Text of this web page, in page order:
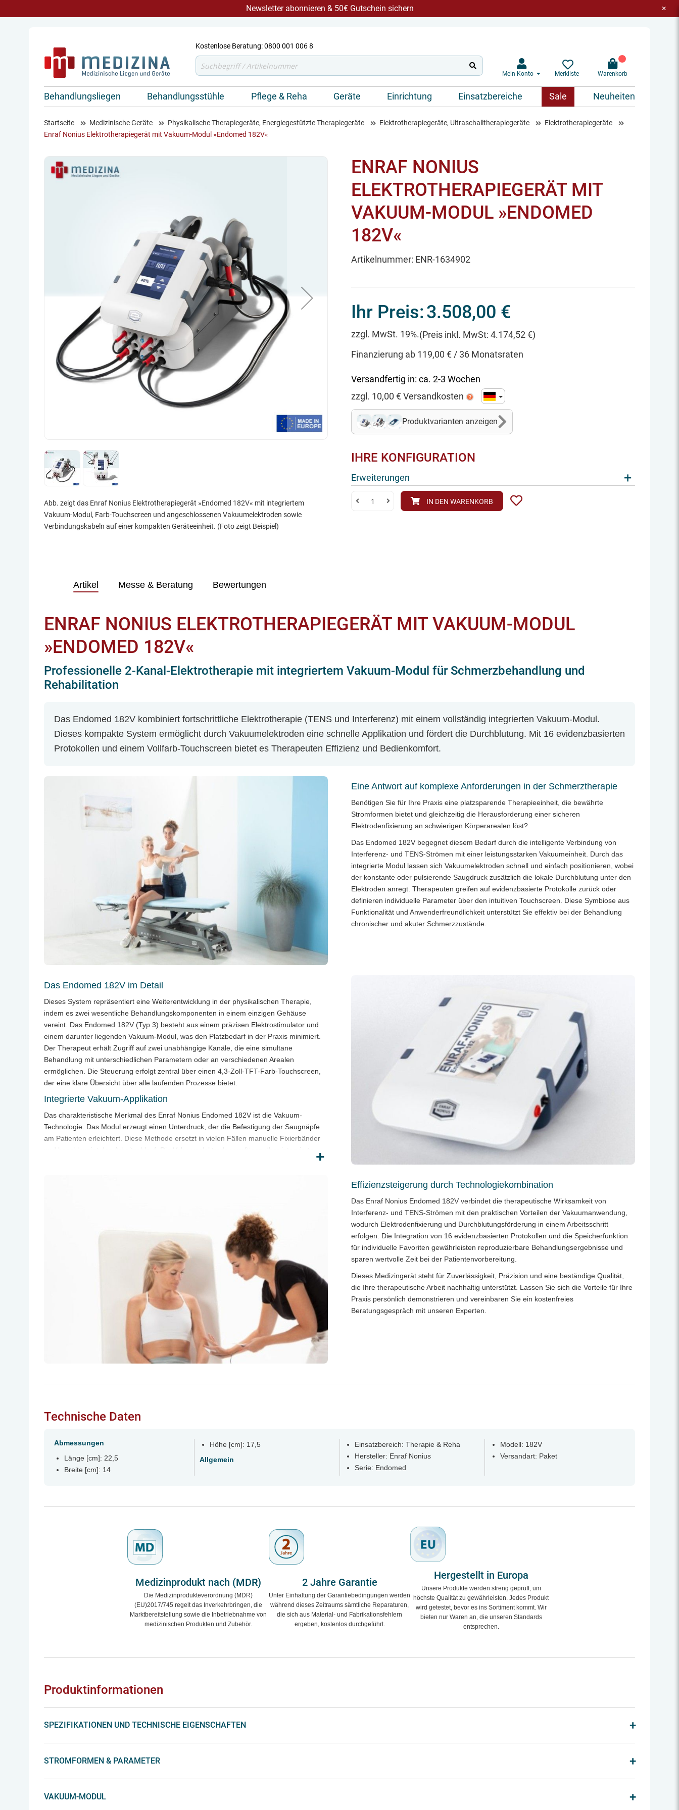
×
Newsletter abonnieren & 50€ Gutschein sichern
Kostenlose Beratung: 0800 001 006 8
Mein Konto Merkliste Warenkorb
Suche
Behandlungsliegen Behandlungsstühle Pflege & Reha Geräte Einrichtung Einsatzbereiche Sale Neuheiten
Startseite Medizinische Geräte Physikalische Therapiegeräte, Energiegestützte Therapiegeräte Elektrotherapiegeräte, Ultraschalltherapiegeräte
Elektrotherapiegeräte
Enraf Nonius Elektrotherapiegerät mit Vakuum-Modul »Endomed 182V«
Abb. zeigt das Enraf Nonius Elektrotherapiegerät »Endomed 182V« mit integriertem
Vakuum-Modul, Farb-Touchscreen und angeschlossenen Vakuumelektroden sowie
Verbindungskabeln auf einer kompakten Geräteeinheit. (Foto zeigt Beispiel)
ENRAF NONIUS
ELEKTROTHERAPIEGERÄT MIT
VAKUUM-MODUL »ENDOMED
182V«
Artikelnummer: ENR-1634902
Ihr Preis:3.508,00 €
zzgl. MwSt. 19%.(Preis inkl. MwSt: 4.174,52 €)
Finanzierung ab 119,00 € / 36 Monatsraten
Versandfertig in: ca. 2-3 Wochen
zzgl. 10,00 € Versandkosten
Produktvarianten anzeigen
IHRE KONFIGURATION
Erweiterungen +
IN DEN WARENKORB
Artikel Messe & Beratung Bewertungen
ENRAF NONIUS ELEKTROTHERAPIEGERÄT MIT VAKUUM-MODUL
»ENDOMED 182V«
Professionelle 2-Kanal-Elektrotherapie mit integriertem Vakuum-Modul für Schmerzbehandlung und
Rehabilitation
Das Endomed 182V kombiniert fortschrittliche Elektrotherapie (TENS und Interferenz) mit einem vollständig integrierten Vakuum-Modul.
Dieses kompakte System ermöglicht durch Vakuumelektroden eine schnelle Applikation und fördert die Durchblutung. Mit 16 evidenzbasierten
Protokollen und einem Vollfarb-Touchscreen bietet es Therapeuten Effizienz und Bedienkomfort.
Eine Antwort auf komplexe Anforderungen in der Schmerztherapie
Benötigen Sie für Ihre Praxis eine platzsparende Therapieeinheit, die bewährte
Stromformen bietet und gleichzeitig die Herausforderung einer sicheren
Elektrodenfixierung an schwierigen Körperarealen löst?
Das Endomed 182V begegnet diesem Bedarf durch die intelligente Verbindung von
Interferenz- und TENS-Strömen mit einer leistungsstarken Vakuumeinheit. Durch das
integrierte Modul lassen sich Vakuumelektroden schnell und einfach positionieren, wobei
der konstante oder pulsierende Saugdruck zusätzlich die lokale Durchblutung unter den
Elektroden anregt. Therapeuten greifen auf evidenzbasierte Protokolle zurück oder
definieren individuelle Parameter über den intuitiven Touchscreen. Diese Symbiose aus
Funktionalität und Anwenderfreundlichkeit unterstützt Sie effektiv bei der Behandlung
chronischer und akuter Schmerzzustände.
Das Endomed 182V im Detail
Dieses System repräsentiert eine Weiterentwicklung in der physikalischen Therapie,
indem es zwei wesentliche Behandlungskomponenten in einem einzigen Gehäuse
vereint. Das Endomed 182V (Typ 3) besteht aus einem präzisen Elektrostimulator und
einem darunter liegenden Vakuum-Modul, was den Platzbedarf in der Praxis minimiert.
Der Therapeut erhält Zugriff auf zwei unabhängige Kanäle, die eine simultane
Behandlung mit unterschiedlichen Parametern oder an verschiedenen Arealen
ermöglichen. Die Steuerung erfolgt zentral über einen 4,3-Zoll-TFT-Farb-Touchscreen,
der eine klare Übersicht über alle laufenden Prozesse bietet.
Integrierte Vakuum-Applikation
Das charakteristische Merkmal des Enraf Nonius Endomed 182V ist die Vakuum-
Technologie. Das Modul erzeugt einen Unterdruck, der die Befestigung der Saugnäpfe
am Patienten erleichtert. Diese Methode ersetzt in vielen Fällen manuelle Fixierbänder
und beschleunigt den Arbeitsablauf. Die Vakuumelektroden verfügen über integrierte
Stimulationsoberflächen, die den Reizstrom über befeuchtete Schwämme direkt auf das
Verfügbare Stromformen und Protokolle
Das Endomed 182V stellt ein breites Spektrum an therapeutischen Stromformen bereit.
Dazu gehören Interferenzströme in 2-poliger und 4-poliger Ausführung sowie der 4-
polige Interferenzstrom mit isoplanarem Vektor, welcher eine großflächige Stimulation
auch bei schwer lokalisierbaren Schmerzpunkten ermöglicht. Ergänzend stehen TENS-
Varianten wie der asymmetrische biphasische Impulsstrom und Burst-TENS zur
Verfügung, die gezielt zur Linderung chronischer und posttraumatischer Schmerzen
eingesetzt werden. Zur Unterstützung des Therapeuten sind 16 klinische Protokolle
vorinstalliert, die auf jahrelanger Erfahrung und Evidenz basieren. Diese Protokolle
lassen sich anpassen, und eigene Einstellungen können als Favoriten für zukünftige
Sitzungen gespeichert werden.
Das Gerät arbeitet mit einem Wasserreservoir im Vakuum-Modul, das überschüssige
hygienischen Standards im Praxisalltag.
+
Effizienzsteigerung durch Technologiekombination
Das Enraf Nonius Endomed 182V verbindet die therapeutische Wirksamkeit von
Interferenz- und TENS-Strömen mit den praktischen Vorteilen der Vakuumanwendung,
wodurch Elektrodenfixierung und Durchblutungsförderung in einem Arbeitsschritt
erfolgen. Die Integration von 16 evidenzbasierten Protokollen und die Speicherfunktion
für individuelle Favoriten gewährleisten reproduzierbare Behandlungsergebnisse und
sparen wertvolle Zeit bei der Patientenvorbereitung.
Dieses Medizingerät steht für Zuverlässigkeit, Präzision und eine beständige Qualität,
die Ihre therapeutische Arbeit nachhaltig unterstützt. Lassen Sie sich die Vorteile für Ihre
Praxis persönlich demonstrieren und vereinbaren Sie ein kostenfreies
Beratungsgespräch mit unseren Experten.
Technische Daten
Abmessungen
Länge [cm]: 22,5
Breite [cm]: 14
Höhe [cm]: 17,5
Allgemein
Einsatzbereich: Therapie & Reha
Hersteller: Enraf Nonius
Serie: Endomed
Modell: 182V
Versandart: Paket
Medizinprodukt nach (MDR)
Die Medizinprodukteverordnung (MDR)
(EU)2017/745 regelt das Inverkehrbringen, die
Marktbereitstellung sowie die Inbetriebnahme von
medizinischen Produkten und Zubehör.
2 Jahre Garantie
Unter Einhaltung der Garantiebedingungen werden
während dieses Zeitraums sämtliche Reparaturen,
die sich aus Material- und Fabrikationsfehlern
ergeben, kostenlos durchgeführt.
Hergestellt in Europa
Unsere Produkte werden streng geprüft, um
höchste Qualität zu gewährleisten. Jedes Produkt
wird getestet, bevor es ins Sortiment kommt. Wir
bieten nur Waren an, die unseren Standards
entsprechen.
Produktinformationen
SPEZIFIKATIONEN UND TECHNISCHE EIGENSCHAFTEN +
STROMFORMEN & PARAMETER +
VAKUUM-MODUL +